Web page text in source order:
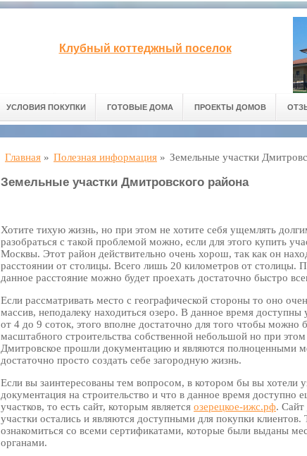
Клубный коттеджный поселок
УСЛОВИЯ ПОКУПКИ ГОТОВЫЕ ДОМА ПРОЕКТЫ ДОМОВ
Главная » Полезная информация » Земельные участки
Земельные участки Дмитровского района
Хотите тихую жизнь, но при этом не хотите себя ущемлять
разобраться с такой проблемой можно, если для этого купить
Москвы. Этот район действительно очень хорош, так как он
расстоянии от столицы. Всего лишь 20 километров от столицы.
данное расстояние можно будет проехать достаточно быстро
Если рассматривать место с географической стороны то оно
массив, неподалеку находиться озеро. В данное время доступны
от 4 до 9 соток, этого вполне достаточно для того чтобы можно
масштабного строительства собственной небольшой но при
Дмитровское прошли документацию и являются полноценными
достаточно просто создать себе загородную жизнь.
Если вы заинтересованы тем вопросом, в котором бы вы хотели
документация на строительство и что в данное время доступно
участков, то есть сайт, которым является озерецкое-ижс.рф. Сайт
участки остались и являются доступными для покупки
ознакомиться со всеми сертификатами, которые были выданы
органами.